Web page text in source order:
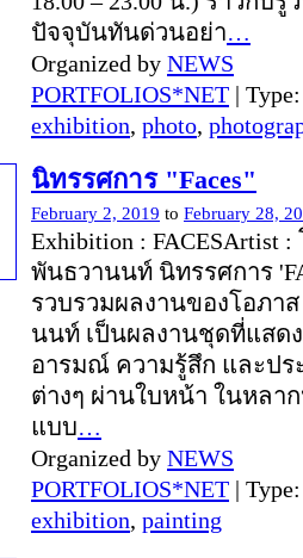
ปัจจุบันทันด่วนอย่า…
Organized by NEWS
PORTFOLIOS*NET |
exhibition, photo,
นิทรรศการ "Faces"
February 2, 2019 to February 28,
Exhibition : FACESArtist
พันธวานนท์ นิทรรศการ
รวบรวมผลงานของโอภา
นนท์ เป็นผลงานชุดที่แสดง
อารมณ์ ความรู้สึก และป
ต่างๆ ผ่านใบหน้า ในหลา
แบบ…
Organized by NEWS
PORTFOLIOS*NET |
exhibition, painting